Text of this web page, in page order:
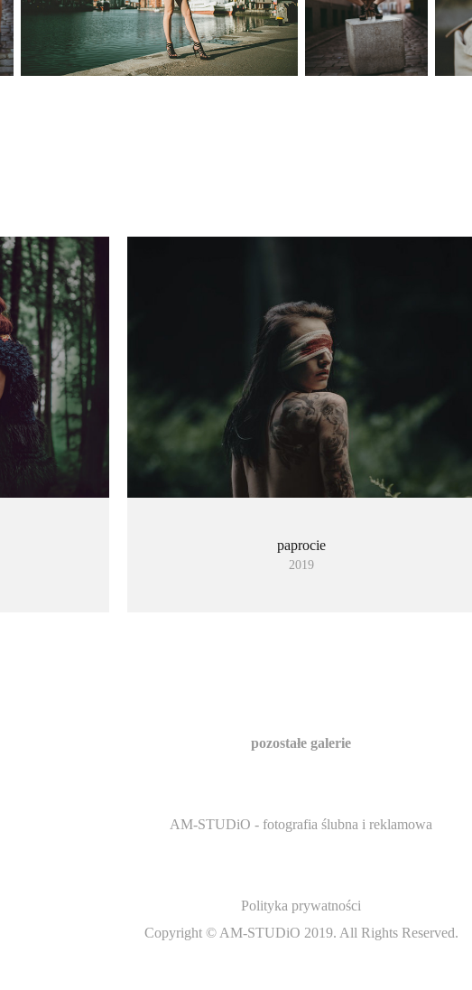
paprocie
2019
pozostałe galerie
AM-STUDiO - fotografia ślubna i reklamowa
Polityka prywatności
Copyright © AM-STUDiO 2019. All Rights Reserved.